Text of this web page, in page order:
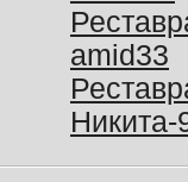
amid33
Никита-